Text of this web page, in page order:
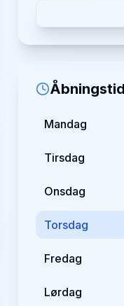
Mandag
Tirsdag
Onsdag
Torsdag
Fredag
Lørdag